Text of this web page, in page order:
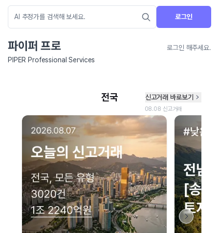
로그인
파이퍼 프로
로그인 해주세요.
PIPER Professional Services
네이버 지도 연결 안내
현재 네이버 지도 연결이 원활하지 않아 지도를 불러올 수 없습니다.
이용에 불편을 드려 죄송합니다.